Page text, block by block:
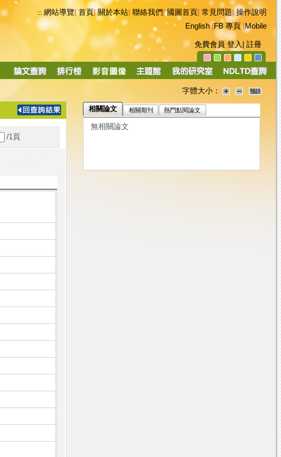
::: 網站導覽|首頁|關於本站 聯絡我們|國圖首頁 常見問題|操作說明
English|FB 專頁|Mobile
免費會員 登入 註冊
導
字體大小：
/1 頁
相關論文 相關期刊 熱門點閱論文
無相關論文